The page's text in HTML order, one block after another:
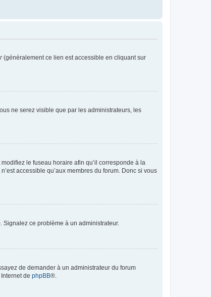
(généralement ce lien est accessible en cliquant sur
ne serez visible que par les administrateurs, les
le fuseau horaire afin qu’il corresponde à la
accessible qu’aux membres du forum. Donc si vous
Signalez ce problème à un administrateur.
de demander à un administrateur du forum
de phpBB®.